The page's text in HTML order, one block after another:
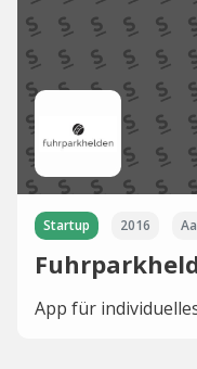
Startup 2016
App für